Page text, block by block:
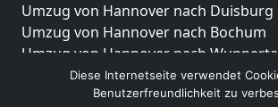
Umzug von Hannover nach Duisburg
Umzug von Hannover nach Bochum
Umzug von Hannover nach
Umzug von Hannover nach Bielefeld
Umzug von Hannover nach Bonn
Diese Internetseite verwendet
Benutzerfreundlichkeit zu